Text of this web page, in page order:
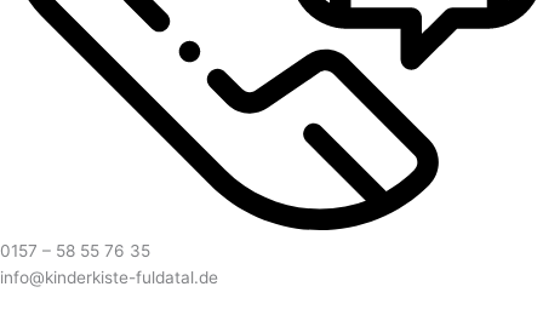
0157 – 58 55 76 35
info@kinderkiste-fuldatal.de